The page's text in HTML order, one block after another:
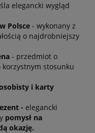
elegancki wygląd
Polsce - wykonany z
o najdrobniejszy
- przedmiot o
stosunku
i karty
- elegancki
pomysł na
okazję.